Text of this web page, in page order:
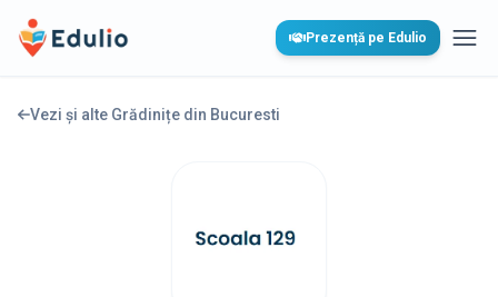
Edulio Prezență pe Edulio
Vezi și alte Grădinițe din Bucuresti